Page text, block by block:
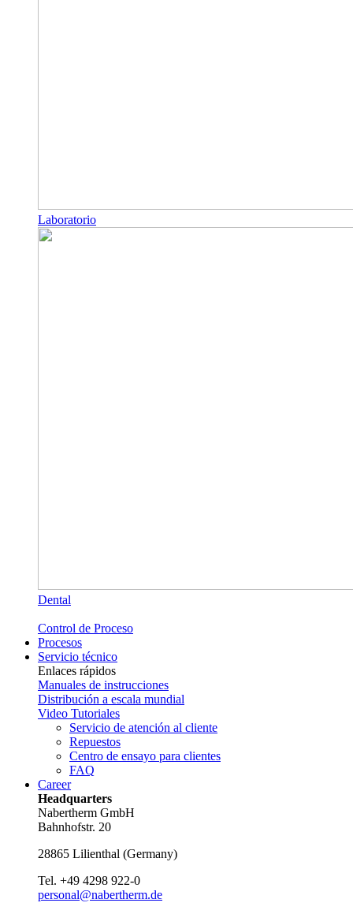
Laboratorio
Dental
Control de Proceso
Procesos
Servicio técnico
Enlaces rápidos
Manuales de instrucciones
Distribución a escala mundial
Video Tutoriales
Servicio de atención al cliente
Repuestos
Centro de ensayo para clientes
FAQ
Career
Headquarters
Nabertherm GmbH
Bahnhofstr. 20
28865 Lilienthal (Germany)
Tel. +49 4298 922-0
personal@nabertherm.de